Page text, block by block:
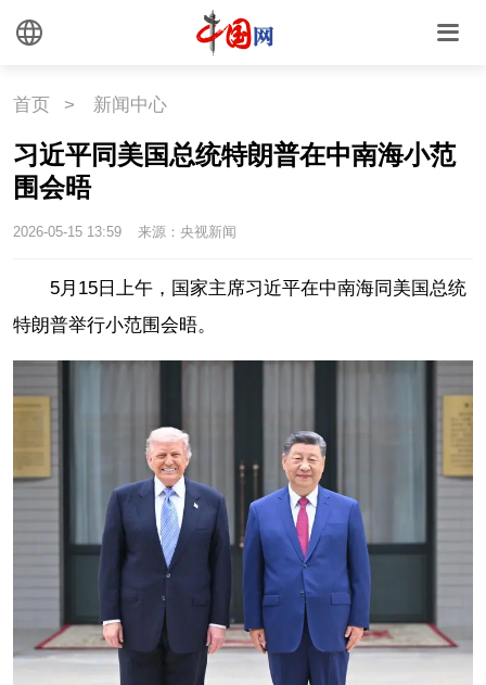
首页 > 新闻中心
习近平同美国总统特朗普在中南海小范
围会晤
2026-05-15 13:59 来源：央视新闻
5月15日上午，国家主席习近平在中南海同美国总统
特朗普举行小范围会晤。